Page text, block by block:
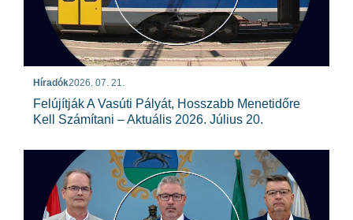
Híradók2026. 07. 21.
Felújítják A Vasúti Pályát, Hosszabb Menetidőre
Kell Számítani – Aktuális 2026. Július 20.